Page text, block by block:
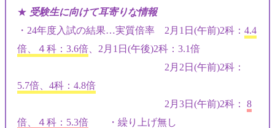
★ 受験生に向けて耳寄りな情報
・24年度入試の結果…実質倍率 2月1日(午前)2科： 4.4
倍、４科：3.6倍、2月1日(午後)2科：3.1倍
2月2日(午前)2科：
5.7倍、4科：4.8倍
2月3日(午前)2科： 8
倍、４科：5.3倍・繰り上げ無し